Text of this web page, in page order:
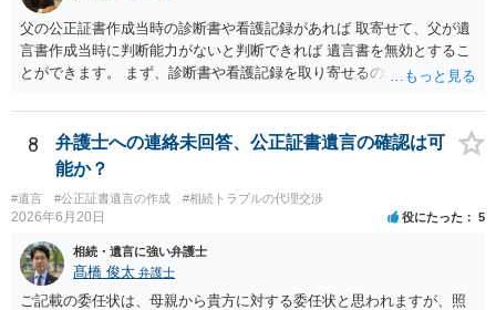
父の公正証書作成当時の診断書や看護記録があれば 取寄せて、父が遺
言書作成当時に判断能力がないと判断できれば 遺言書を無効とするこ
とができます。 まず、診断書や看護記録を取り寄せるのが重要となり
いと思います。
8
弁護士への連絡未回答、公正証書遺言の確認は可
能か？
#遺言 #公正証書遺言の作成 #相続トラブルの代理交渉
2026年6月20日 役にたった 5
相続・遺言に強い弁護士
髙橋 俊太 弁護士
ご記載の委任状は、母親から貴方に対する委任状と思われますが、照